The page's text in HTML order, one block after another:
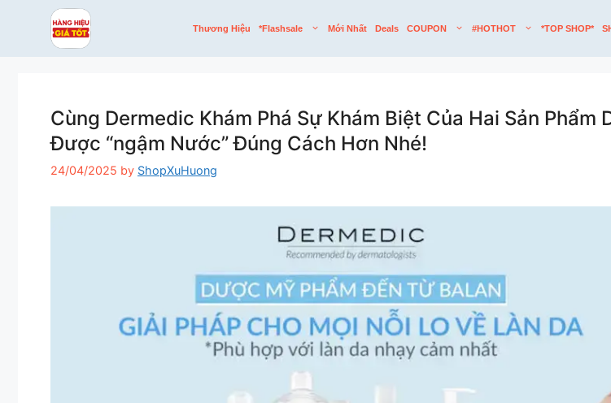
Thương Hiệu *flashsale Mới Nhất Deals COUPON #HOTHOT *TOP SHOP*
Cùng Dermedic Khám Phá Sự Khám Biệt Của Hai Sản
Được “ngậm Nước” Đúng Cách Hơn Nhé!
24/04/2025 by ShopXuHuong